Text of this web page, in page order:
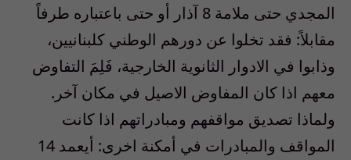
المجدي حتى ملامة 8 آذار أو حتى باعتباره طرفاً
مقابلاً: فقد تخلوا عن دورهم الوطني كلبنانيين،
وذابوا في الادوار الثانوية الخارجية، فَلِمَ التفاوض
معهم اذا كان المفاوض الاصيل في مكان آخر.
ولماذا تصديق مواقفهم ومبادراتهم اذا كانت
المواقف والمبادرات في أمكنة اخرى: أيعمد 14